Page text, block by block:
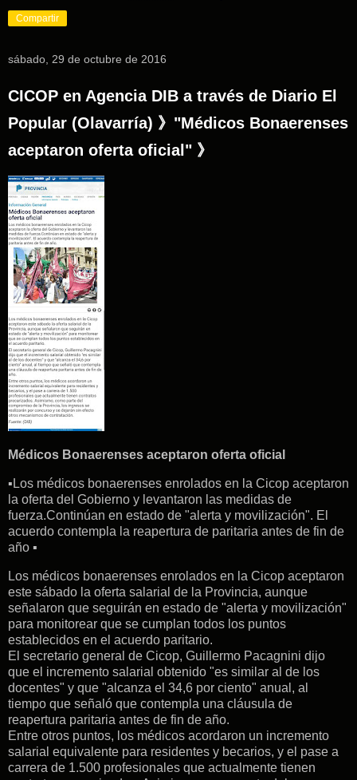
Compartir
sábado, 29 de octubre de 2016
CICOP en Agencia DIB a través de Diario El
Popular (Olavarría) 》"Médicos Bonaerenses
aceptaron oferta oficial" 》
Médicos Bonaerenses aceptaron oferta oficial
▪Los médicos bonaerenses enrolados en la Cicop aceptaron
la oferta del Gobierno y levantaron las medidas de
fuerza.Continúan en estado de "alerta y movilización". El
acuerdo contempla la reapertura de paritaria antes de fin de
año ▪
Los médicos bonaerenses enrolados en la Cicop aceptaron
este sábado la oferta salarial de la Provincia, aunque
señalaron que seguirán en estado de "alerta y movilización"
para monitorear que se cumplan todos los puntos
establecidos en el acuerdo paritario.
El secretario general de Cicop, Guillermo Pacagnini dijo
que el incremento salarial obtenido "es similar al de los
docentes" y que "alcanza el 34,6 por ciento" anual, al
tiempo que señaló que contempla una cláusula de
reapertura paritaria antes de fin de año.
Entre otros puntos, los médicos acordaron un incremento
salarial equivalente para residentes y becarios, y el pase a
carrera de 1.500 profesionales que actualmente tienen